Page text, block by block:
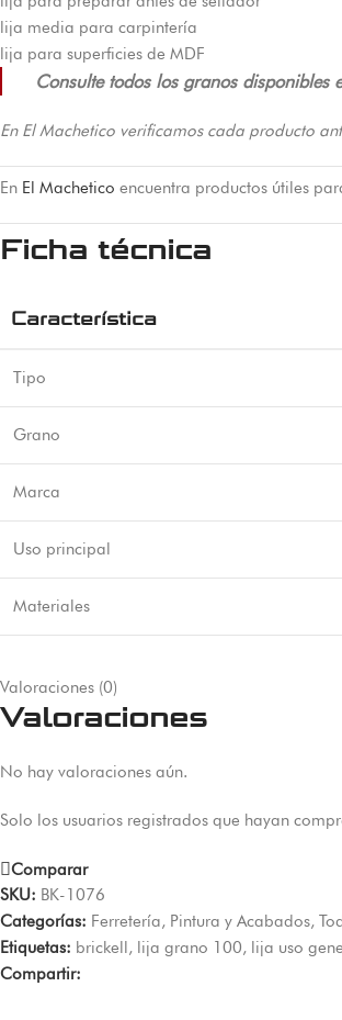
lija media para carpintería
lija para superficies de MDF
Consulte todos los granos disponibles
En El Machetico verificamos cada producto
En El Machetico encuentra productos útiles
Ficha técnica
Característica
Tipo
Grano
Marca
Uso principal
Materiales
Valoraciones (0)
Valoraciones
No hay valoraciones aún.
Solo los usuarios registrados que hayan
Comparar
SKU: BK-1076
Categorías: Ferretería, Pintura y Acabados,
Etiquetas: brickell, lija grano 100, lija uso
Compartir: